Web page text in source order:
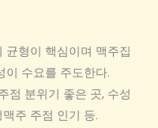
균형이 핵심이며 맥주집
이 수요를 주도한다.
점 분위기 좋은 곳, 수성
주 주점 인기 등.